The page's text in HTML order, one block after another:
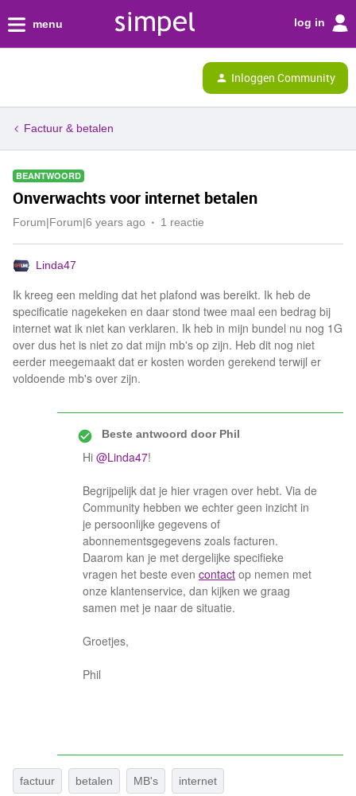
menu log in
Inloggen Community
Factuur & betalen
BEANTWOORD
Onverwachts voor internet betalen
Forum|Forum|6 years ago 1 reactie
Linda47
Ik kreeg een melding dat het plafond was bereikt. Ik heb de
specificatie nagekeken en daar stond twee maal een bedrag bij
internet wat ik niet kan verklaren. Ik heb in mijn bundel nu nog 1G
over dus het is niet zo dat mijn mb's op zijn. Heb dit nog niet
eerder meegemaakt dat er kosten worden gerekend terwijl er
voldoende mb's over zijn.
Beste antwoord doorPhil
Hi @Linda47!
Begrijpelijk dat je hier vragen over hebt. Via de
Community hebben we echter geen inzicht in
je persoonlijke gegevens of
abonnementsgegevens zoals facturen.
Daarom kan je met dergelijke specifieke
vragen het beste even contact op nemen met
onze klantenservice, dan kijken we graag
samen met je naar de situatie.
Groetjes,
Phil
factuur betalen MB's internet